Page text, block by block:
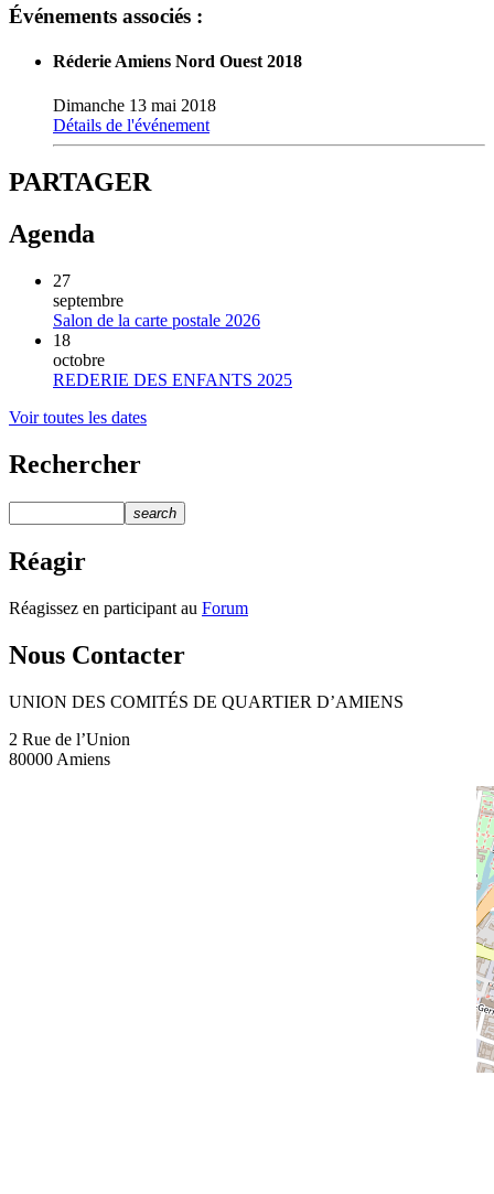
Événements associés :
Réderie Amiens Nord Ouest 2018
Dimanche 13 mai 2018
Détails de l'événement
PARTAGER
Agenda
27
septembre
Salon de la carte postale 2026
18
octobre
REDERIE DES ENFANTS 2025
Voir toutes les dates
Rechercher
search
Réagir
Réagissez en participant au Forum
Nous Contacter
UNION DES COMITÉS DE QUARTIER D’AMIENS
2 Rue de l’Union
80000 Amiens